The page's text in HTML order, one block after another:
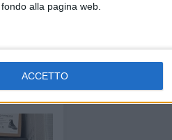
alla pagina web.
ACCETTO
del
i tempi
è
Interne,
e